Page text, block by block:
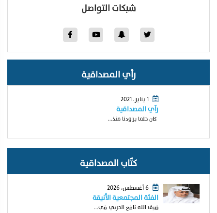
شبكات التواصل
رأي المصداقية
1 يناير، 2021
رآي المصداقية
كان حلما يراودنا منذ...
كتّاب المصداقية
6 أغسطس، 2026
الفئة المجتمعية الأنيقة
ضيف الله نافع الحربي في...